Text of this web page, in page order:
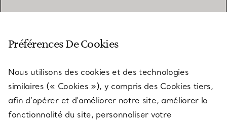
SERVICES
À PROPOS
Préférences De Cookies
Nous utilisons des cookies et des technologies
similaires (« Cookies »), y compris des Cookies tiers,
afin d’opérer et d’améliorer notre site, améliorer la
fonctionnalité du site, personnaliser votre